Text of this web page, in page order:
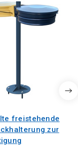
freistehende
zur